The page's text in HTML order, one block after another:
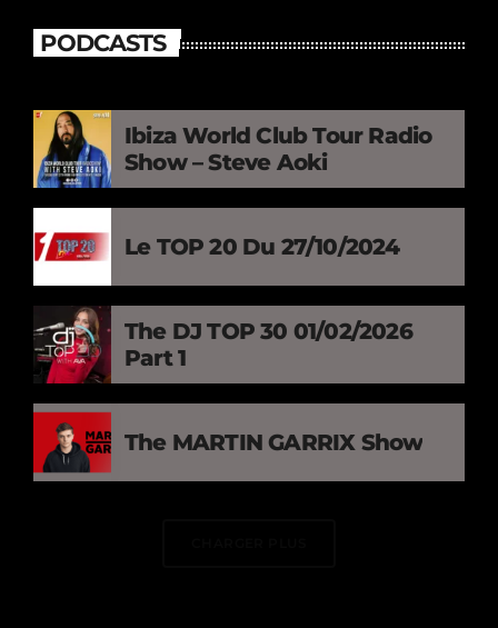
PODCASTS
Ibiza World Club Tour Radio
Show – Steve Aoki
Le TOP 20 Du 27/10/2024
The DJ TOP 30 01/02/2026
Part 1
The MARTIN GARRIX Show